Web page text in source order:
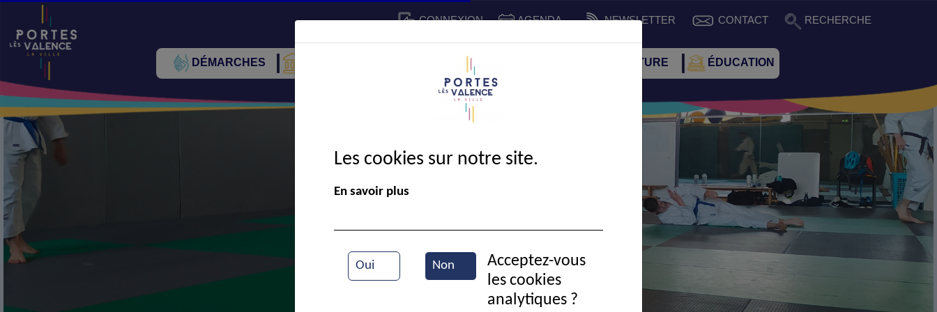
CONNEXION AGENDA NEWSLETTER CONTACT RECHERCHE
DÉMARCHES CADRE DE VIE SPORT ET CULTURE ÉDUCATION
Entrainement de judo
Les cookies sur notre site.
En savoir plus
Oui Non
Acceptez-vous
les cookies
analytiques ?